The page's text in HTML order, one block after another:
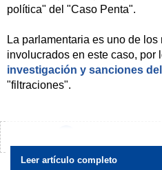
política" del "Caso Penta".
La parlamentaria es uno de
involucrados en este caso, por
investigación y sanciones
"filtraciones".
infundadas e injustas y que se
la senadora en conversación
Leer artículo completo